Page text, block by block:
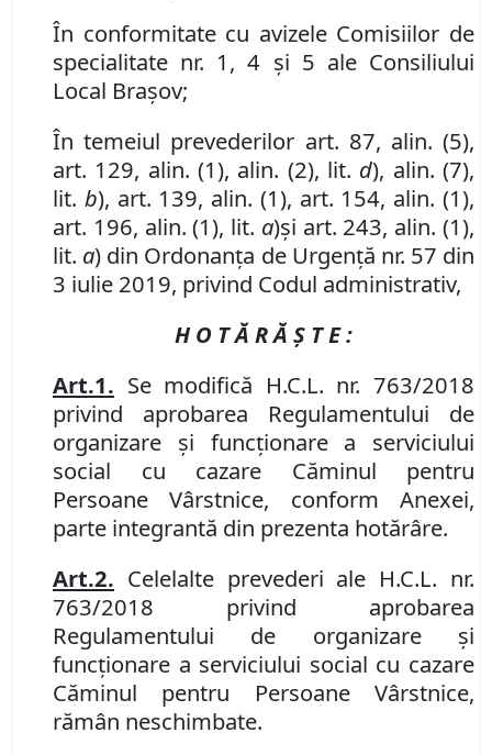
În conformitate cu avizele Comisiilor de
specialitate nr. 1, 4 și 5 ale Consiliului
Local Brașov;
În temeiul prevederilor art. 87, alin. (5),
art. 129, alin. (1), alin. (2), lit. d), alin. (7),
lit. b), art. 139, alin. (1), art. 154, alin. (1),
art. 196, alin. (1), lit. a)și art. 243, alin. (1),
lit. a) din Ordonanța de Urgență nr. 57 din
3 iulie 2019, privind Codul administrativ,
H O T Ă R Ă Ş T E :
Art.1. Se modifică H.C.L. nr. 763/2018
privind aprobarea Regulamentului de
organizare şi funcţionare a serviciului
social cu cazare Căminul pentru
Persoane Vârstnice, conform Anexei,
parte integrantă din prezenta hotărâre.
Art.2. Celelalte prevederi ale H.C.L. nr.
763/2018 privind aprobarea
Regulamentului de organizare şi
funcţionare a serviciului social cu cazare
Căminul pentru Persoane Vârstnice,
rămân neschimbate.